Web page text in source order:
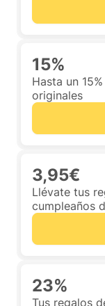
15%
Hasta un
originales
3,95€
Llévate tus
cumpleaños
23%
Tus regalos